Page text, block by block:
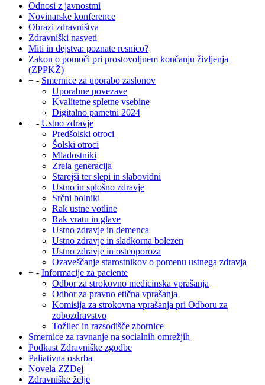
Odnosi z javnostmi
Novinarske konference
Obrazi zdravništva
Zdravniški nasveti
Miti in dejstva: poznate resnico?
Zakon o pomoči pri prostovoljnem končanju življenja
(ZPPKŽ)
+ - Smernice za uporabo zaslonov
Uporabne povezave
Kvalitetne spletne vsebine
Digitalno pametni 2024
+ - Ustno zdravje
Predšolski otroci
Šolski otroci
Mladostniki
Zrela generacija
Starejši ter slepi in slabovidni
Ustno in splošno zdravje
Srčni bolniki
Rak ustne votline
Rak vratu in glave
Ustno zdravje in demenca
Ustno zdravje in sladkorna bolezen
Ustno zdravje in osteoporoza
Ozaveščanje starostnikov o pomenu ustnega zdravja
+ - Informacije za paciente
Odbor za strokovno medicinska vprašanja
Odbor za pravno etična vprašanja
Komisija za strokovna vprašanja pri Odboru za
zobozdravstvo
Tožilec in razsodišče zbornice
Smernice za ravnanje na socialnih omrežjih
Podkast Zdravniške zgodbe
Paliativna oskrba
Novela ZZDej
Zdravniške želje